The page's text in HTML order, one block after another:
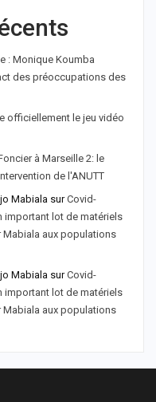
: Monique Koumba
des préoccupations des
officiellement le jeu vidéo
à Marseille 2: le
de l'ANUTT
Mabiala surCovid-
important lot de matériels
Mabiala aux populations
Mabiala surCovid-
important lot de matériels
Mabiala aux populations